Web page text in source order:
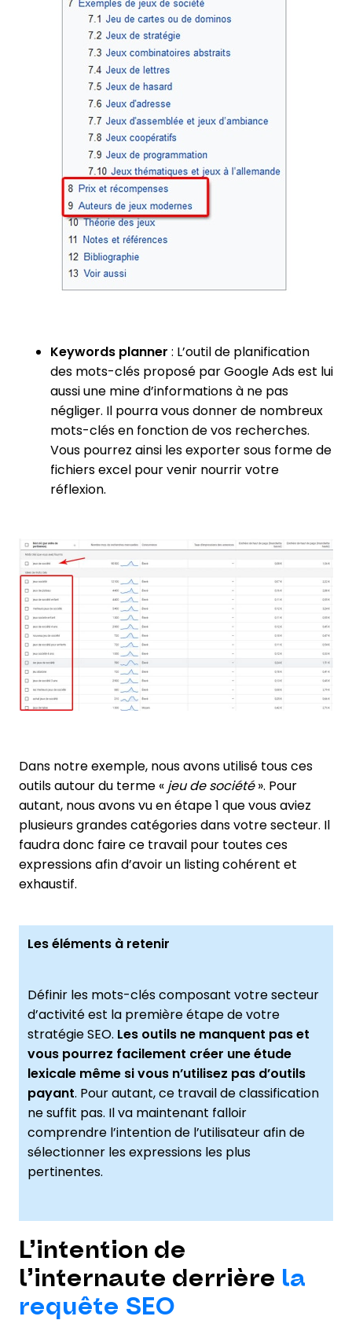
Keywords planner : L’outil de planification
des mots-clés proposé par Google Ads est lui
aussi une mine d’informations à ne pas
négliger. Il pourra vous donner de nombreux
mots-clés en fonction de vos recherches.
Vous pourrez ainsi les exporter sous forme de
fichiers excel pour venir nourrir votre
réflexion.
Dans notre exemple, nous avons utilisé tous ces
outils autour du terme « jeu de société». Pour
autant, nous avons vu en étape 1 que vous aviez
plusieurs grandes catégories dans votre secteur. Il
faudra donc faire ce travail pour toutes ces
expressions afin d’avoir un listing cohérent et
exhaustif.
Les éléments à retenir
Définir les mots-clés composant votre secteur
d’activité est la première étape de votre
stratégie SEO. Les outils ne manquent pas et
vous pourrez facilement créer une étude
lexicale même si vous n’utilisez pas d’outils
payant. Pour autant, ce travail de classification
ne suffit pas. Il va maintenant falloir
comprendre l’intention de l’utilisateur afin de
sélectionner les expressions les plus
pertinentes.
L’intention de
l’internaute derrière la
requête SEO